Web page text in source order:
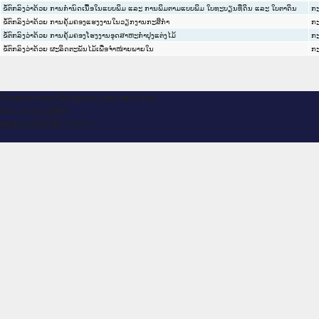
ຂໍ້ຕົກລົງວ່າດ້ວຍ ການກຳນົດເນື້ອໃນແບບພິມ ແລະ ການພິມຕາມແບບພິມ ໃບທະບຽນທີ່ດິນ ແລະ ໃບຕາດິນ
ກ
ຂໍ້ຕົກລົງວ່າດ້ວຍ ການຄຸ້ມຄອງແຮງງານໃນວຽກງານກະສິກຳ
ກ
ຂໍ້ຕົກລົງວ່າດ້ວຍ ການຄຸ້ມຄອງໂຮງງານອຸດສາຫະກຳປຸງແຕ່ງໄມ້
ກ
ຂໍ້ຕົກລົງວ່າດ້ວຍ ຜະລິດຕະພັນໄມ້ເພື່ອຈຳໜ່າຍພາຍໃນ
ກ
ຈົດ​ໝາຍ​ເຫດ​ທາງ​ລັດ​ຖະ​ການ ແຫ່ງ ສ​ປ​ປ ລາວ
ໂດຍ: ກະ​ຊວງຍຸ​ຕິ​ທຳ
ສະ​ຫງວນ​ລິ​ຂະ​ສິດ © 2013